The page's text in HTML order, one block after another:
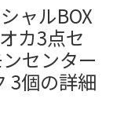
ャルBOX
カ3点セ
センター
3個の詳細